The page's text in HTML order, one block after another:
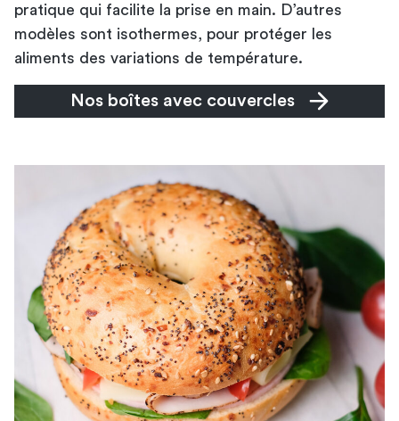
pratique qui facilite la prise en main. D’autres
modèles sont isothermes, pour protéger les
aliments des variations de température.
Nos boîtes avec couvercles